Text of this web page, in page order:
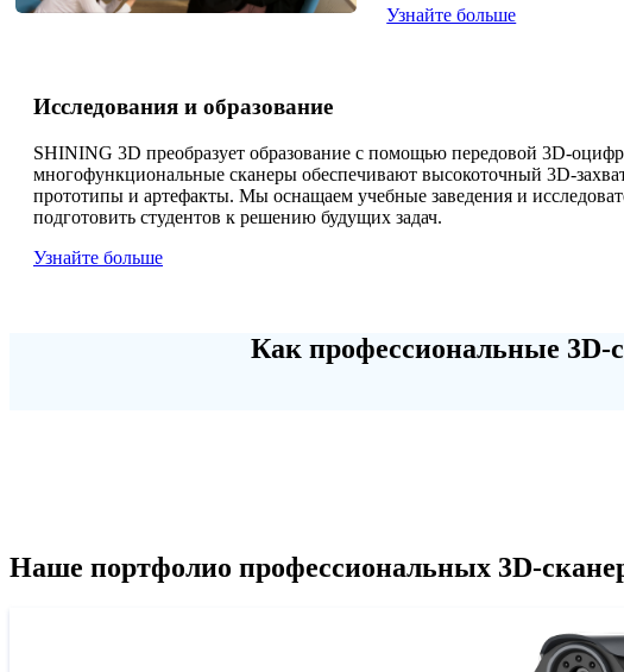
Узнайте больше
Исследования и образование
SHINING 3D преобразует образование с помощью передовой 3D-
многофункциональные сканеры обеспечивают высокоточный 3D-
прототипы и артефакты. Мы оснащаем учебные заведения и
подготовить студентов к решению будущих задач.
Узнайте больше
Как профессиональные 3D-
Наше портфолио профессиональных 3D-